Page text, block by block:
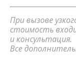
При вызове
стоимость
и консультация.
Все